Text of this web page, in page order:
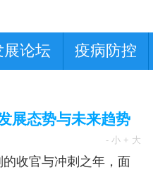
展论坛 疫病防控
展态势与未来趋势
- 小 + 大
的收官与冲刺之年，面